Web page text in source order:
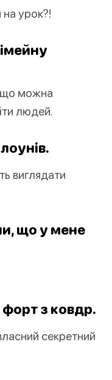
на урок?!
що можна
людей.
виглядати
що у мене
форт з ковдр.
секретний